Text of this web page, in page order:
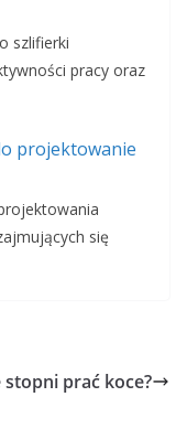
szlifierki
pracy oraz
projektowanie
się
stopni prać koce?